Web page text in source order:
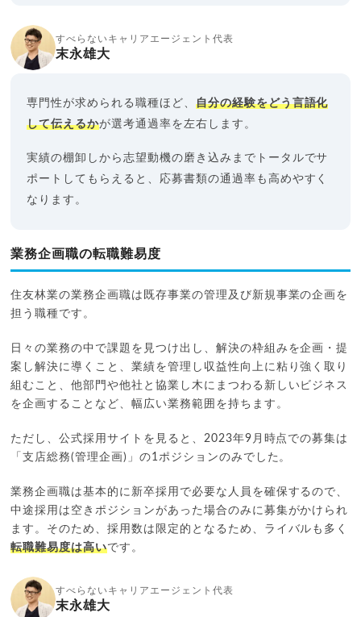
すべらないキャリアエージェント代表
末永雄大
専門性が求められる職種ほど、 自分の経験をどう言語化
して伝えるかが選考通過率を左右します。
実績の棚卸しから志望動機の磨き込みまでトータルでサ
ポートしてもらえると、応募書類の通過率も高めやすく
なります。
業務企画職の転職難易度
住友林業の業務企画職は既存事業の管理及び新規事業の企画を
担う職種です。
日々の業務の中で課題を見つけ出し、解決の枠組みを企画・提
案し解決に導くこと、業績を管理し収益性向上に粘り強く取り
組むこと、他部門や他社と協業し木にまつわる新しいビジネス
を企画することなど、幅広い業務範囲を持ちます。
ただし、公式採用サイトを見ると、2023年9月時点での募集は
「支店総務(管理企画)」の1ポジションのみでした。
業務企画職は基本的に新卒採用で必要な人員を確保するので、
中途採用は空きポジションがあった場合のみに募集がかけられ
ます。そのため、採用数は限定的となるため、ライバルも多く
転職難易度は高いです。
すべらないキャリアエージェント代表
末永雄大